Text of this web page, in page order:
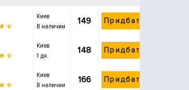
Киев
В наличии
149 Придбати
Киев
1 дн.
148 Придбати
Киев
В наличии
166 Придбати